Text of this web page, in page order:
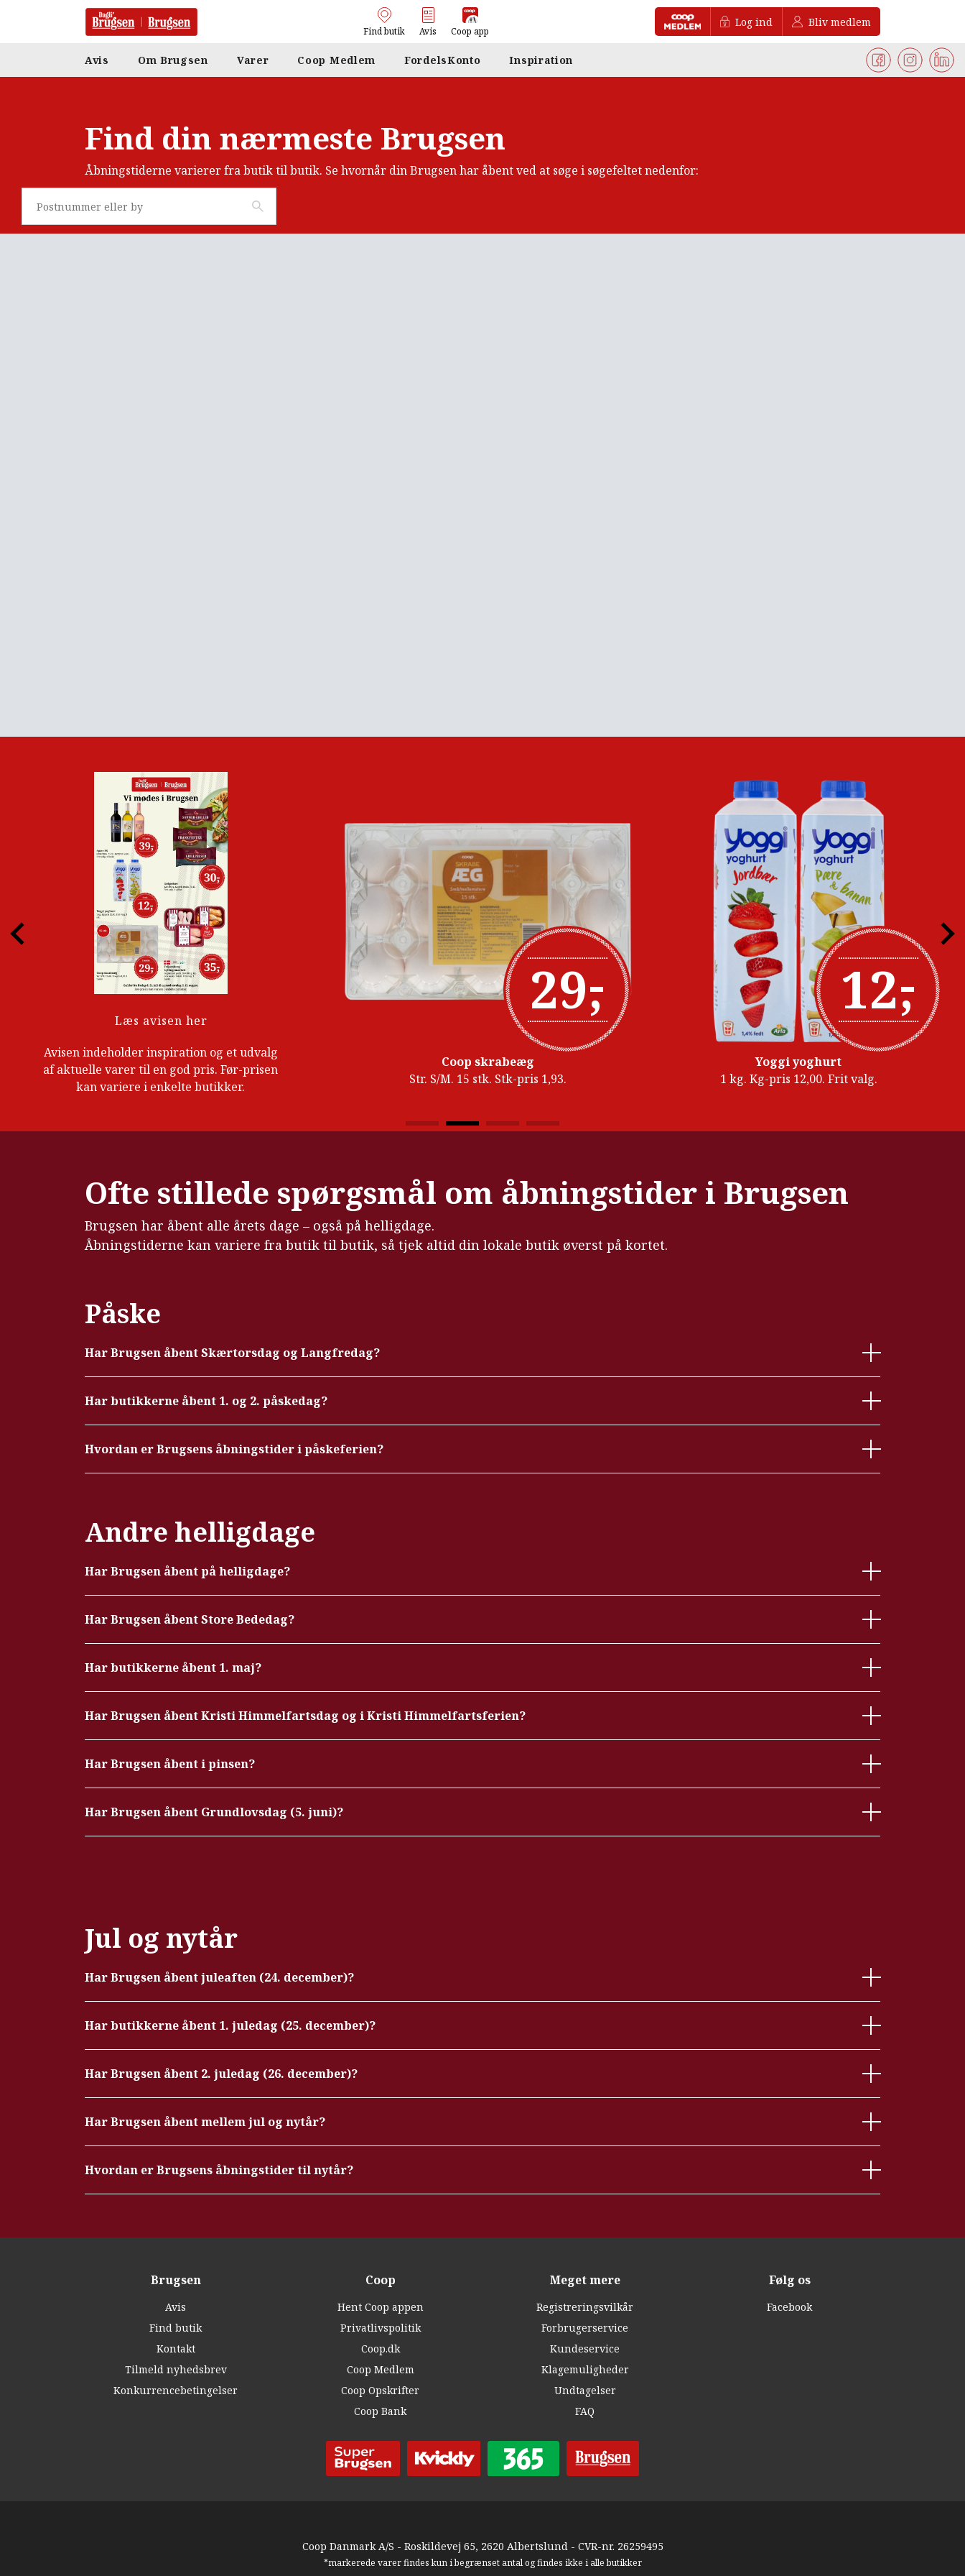
Find butik Avis Coop app
Log ind Bliv medlem
Avis Om Brugsen Varer Coop Medlem FordelsKonto Inspiration
Find din nærmeste Brugsen
Åbningstiderne varierer fra butik til butik. Se hvornår din Brugsen har åbent ved at søge i søgefeltet nedenfor:
Læs avisen her
Avisen indeholder inspiration og et udvalg
af aktuelle varer til en god pris. Før-prisen
kan variere i enkelte butikker.
29,
-
Coop skrabeæg
Str. S/M. 15 stk. Stk-pris 1,93.
12,
-
Yoggi yoghurt
1 kg. Kg-pris 12,00. Frit valg.
Ofte stillede spørgsmål om åbningstider i Brugsen
Brugsen har åbent alle årets dage – også på helligdage.
Åbningstiderne kan variere fra butik til butik, så tjek altid din lokale butik øverst på kortet.
Påske
Har Brugsen åbent Skærtorsdag og Langfredag?
Har butikkerne åbent 1. og 2. påskedag?
Hvordan er Brugsens åbningstider i påskeferien?
Andre helligdage
Har Brugsen åbent på helligdage?
Har Brugsen åbent Store Bededag?
Har butikkerne åbent 1. maj?
Har Brugsen åbent Kristi Himmelfartsdag og i Kristi Himmelfartsferien?
Har Brugsen åbent i pinsen?
Har Brugsen åbent Grundlovsdag (5. juni)?
Jul og nytår
Har Brugsen åbent juleaften (24. december)?
Har butikkerne åbent 1. juledag (25. december)?
Har Brugsen åbent 2. juledag (26. december)?
Har Brugsen åbent mellem jul og nytår?
Hvordan er Brugsens åbningstider til nytår?
Brugsen
Avis
Find butik
Kontakt
Tilmeld nyhedsbrev
Konkurrencebetingelser
Coop
Hent Coop appen
Privatlivspolitik
Coop.dk
Coop Medlem
Coop Opskrifter
Coop Bank
Meget mere
Registreringsvilkår
Forbrugerservice
Kundeservice
Klagemuligheder
Undtagelser
FAQ
Følg os
Facebook
Coop Danmark A/S - Roskildevej 65, 2620 Albertslund - CVR-nr. 26259495
*markerede varer findes kun i begrænset antal og findes ikke i alle butikker